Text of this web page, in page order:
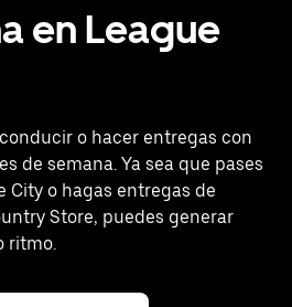
en League
o hacer entregas con
de semana. Ya sea que pases
City o hagas entregas de
Store, puedes generar
ritmo.